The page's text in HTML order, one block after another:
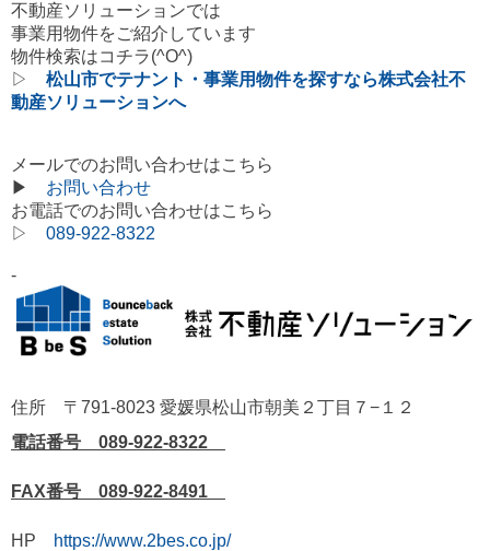
不動産ソリューションでは
事業用物件をご紹介しています
物件検索はコチラ(^O^)
▷ 松山市でテナント・事業用物件を探すなら株式会社不
動産ソリューションへ
メールでのお問い合わせはこちら
▶ お問い合わせ
お電話でのお問い合わせはこちら
▷ 089-922-8322
-
住所 〒791-8023 愛媛県松山市朝美２丁目７−１２
電話番号 089-922-8322
FAX番号 089-922-8491
HP
https://www.2bes.co.jp/